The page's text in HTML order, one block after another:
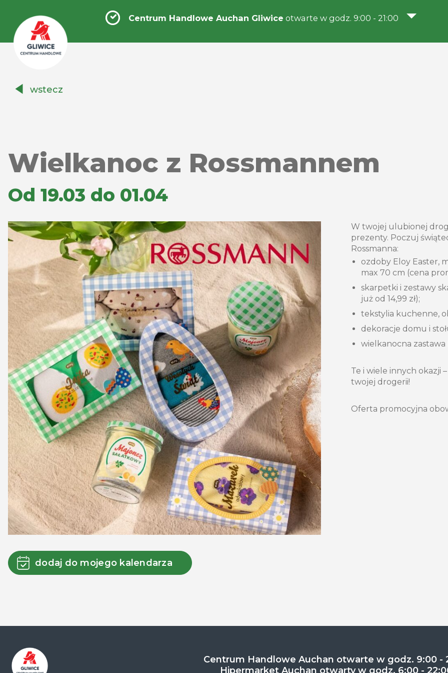
Handlowe
Centrum Handlowe Auchan Gliwice otwarte w godz. 9:00 - 21:00
wstecz
Wielkanoc z Rossmannem
Od 19.03 do 01.04
dodaj do mojego kalendarza
W twojej ulubionej
prezenty. Poczuj
Rossmanna:
ozdoby Eloy Easter,
max 70 cm (cena
skarpetki i zestawy
już od 14,99 zł);
tekstylia kuchenne,
dekoracje domu i
wielkanocna zastawa
Te i wiele innych okazji
twojej drogerii!
Oferta promocyjna
Centrum Handlowe Auchan otwarte w godz. 9:00 -
Hipermarket Auchan otwarty w godz. 6:00 -